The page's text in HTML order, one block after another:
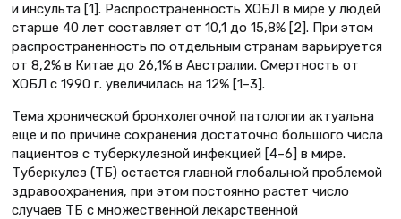
и инсульта [1]. Распространенность ХОБЛ в мире у людей
старше 40 лет составляет от 10,1 до 15,8% [2]. При этом
распространенность по отдельным странам варьируется
от 8,2% в Китае до 26,1% в Австралии. Смертность от
ХОБЛ с 1990 г. увеличилась на 12% [1–3].
Тема хронической бронхолегочной патологии актуальна
еще и по причине сохранения достаточно большого числа
пациентов с туберкулезной инфекцией [4–6] в мире.
Туберкулез (ТБ) остается главной глобальной проблемой
здравоохранения, при этом постоянно растет число
случаев ТБ с множественной лекарственной